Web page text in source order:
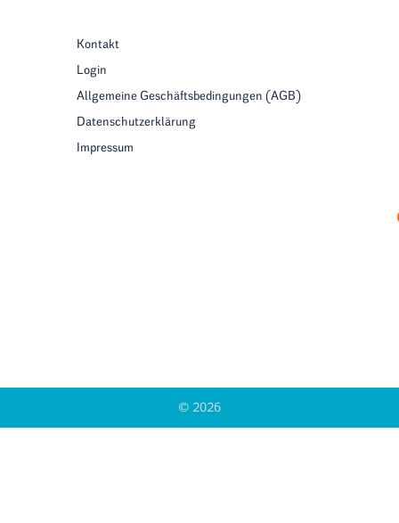
Kontakt
Login
Allgemeine Geschäftsbedingungen (AGB)
Datenschutzerklärung
Impressum
© 2026